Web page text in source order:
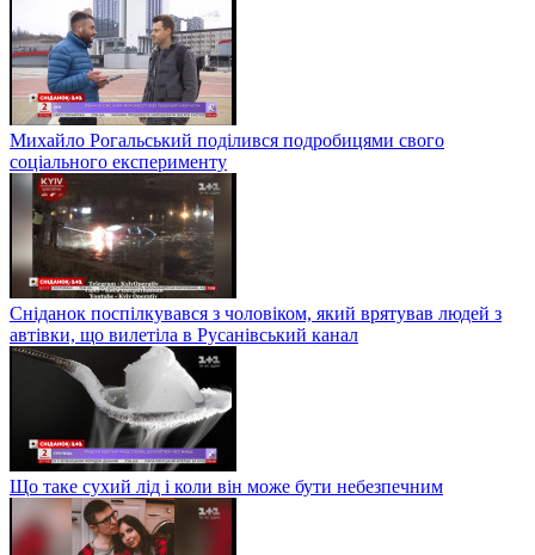
Михайло Рогальський поділився подробицями свого
соціального експерименту
Сніданок поспілкувався з чоловіком, який врятував людей з
автівки, що вилетіла в Русанівський канал
Що таке сухий лід і коли він може бути небезпечним